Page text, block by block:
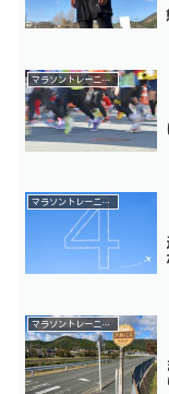
マラソントレーニング
マラソントレーニング
マラソントレーニング